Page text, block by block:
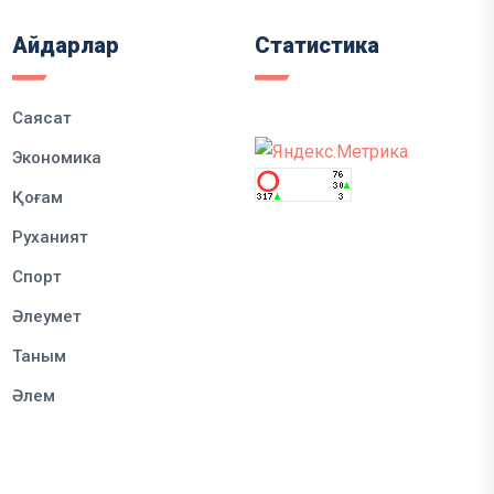
Айдарлар
Саясат
Экономика
Қоғам
Руханият
Спорт
Әлеумет
Таным
Әлем
Статистика